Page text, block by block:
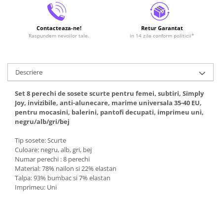
Contacteaza-ne!
Raspundem nevoilor tale.
Retur Garantat
in 14 zile conform politicii*
Descriere
Set 8 perechi de sosete scurte pentru femei, subtiri, Simply
Joy, invizibile, anti-alunecare, marime universala 35-40 EU,
pentru mocasini, balerini, pantofi decupati, imprimeu uni,
negru/alb/gri/bej
Tip sosete: Scurte
Culoare: negru, alb, gri, bej
Numar perechi : 8 perechi
Material: 78% nailon si 22% elastan
Talpa: 93% bumbac si 7% elastan
Imprimeu: Uni